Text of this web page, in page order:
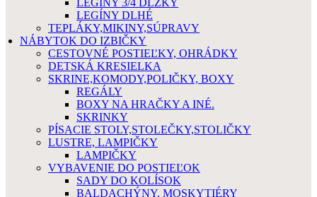
LEGÍNY 3/4 DLŽKY
LEGÍNY DLHÉ
TEPLÁKY,MIKINY,SÚPRAVY
NÁBYTOK DO IZBIČKY
CESTOVNÉ POSTIEĽKY, OHRÁDKY
DETSKÁ KRESIELKA
SKRINE,KOMODY,POLIČKY, BOXY
REGÁLY
BOXY NA HRAČKY A INÉ.
SKRINKY
PÍSACIE STOLY,STOLEČKY,STOLIČKY
LUSTRE, LAMPIČKY
LAMPIČKY
VYBAVENIE DO POSTIEĽOK
SADY DO KOLÍSOK
BALDACHÝNY, MOSKYTIÉRY